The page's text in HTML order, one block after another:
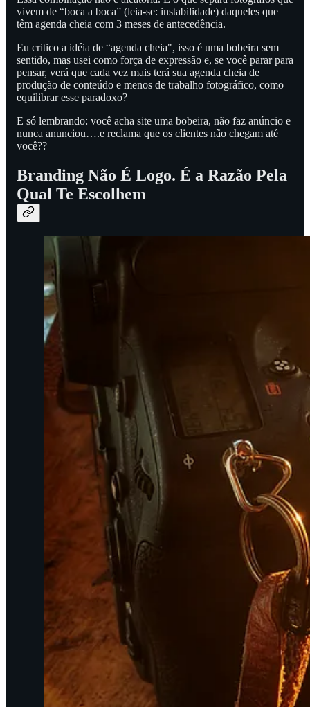
vivem de “boca a boca” (leia-se: instabilidade) daqueles que
têm agenda cheia com 3 meses de antecedência.
Eu critico a idéia de “agenda cheia", isso é uma bobeira sem
sentido, mas usei como força de expressão e, se você parar para
pensar, verá que cada vez mais terá sua agenda cheia de
produção de conteúdo e menos de trabalho fotográfico, como
equilibrar esse paradoxo?
E só lembrando: você acha site uma bobeira, não faz anúncio e
nunca anunciou….e reclama que os clientes não chegam até
você??
Branding Não É Logo. É a Razão Pela
Qual Te Escolhem